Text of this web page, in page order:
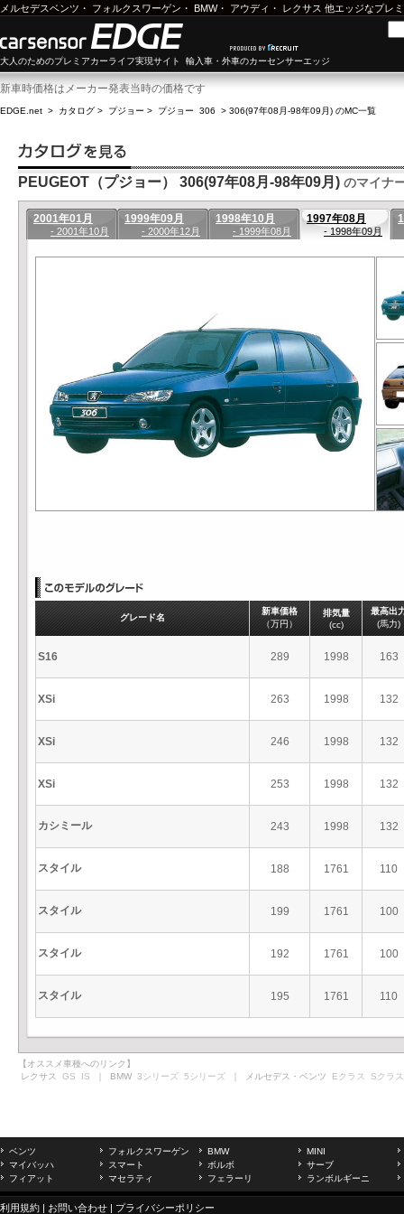
メルセデスベンツ ・ フォルクスワーゲン ・ BMW・ アウディ ・ レクサス 他エッジなプレ
大人のためのプレミアカーライフ実現サイト 輸入車・外車のカーセンサーエッジ
新車時価格はメーカー発表当時の価格です
EDGE.net > カタログ > プジョー > プジョー 306 > 306(97年08月-98年09月) のMC一覧
PEUGEOT（プジョー） 306(97年08月-98年09月) のマイナ
2001年01月
- 2001年10月
1999年09月
- 2000年12月
1998年10月
- 1999年08月
1997年08月
- 1998年09月
グレード名
新車価格
（万円）
排気量
(cc)
最高出
(馬力)
S16 289 1998 163
XSi 263 1998 132
XSi 246 1998 132
XSi 253 1998 132
カシミール 243 1998 132
スタイル 188 1761 110
スタイル 199 1761 100
スタイル 192 1761 100
スタイル 195 1761 110
【オススメ車種へのリンク】
レクサス GS IS ｜ BMW 3シリーズ 5シリーズ ｜ メルセデス・ベンツ Eクラス Sクラス
ベンツ フォルクスワーゲン BMW
MINI
マイバッハ
スマート ボルボ
サーブ
フィアット
マセラティ フェラーリ ランボルギーニ
利用規約 | お問い合わせ | プライバシーポリシー